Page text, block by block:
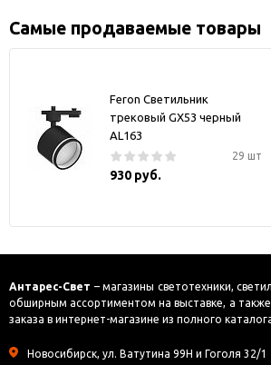
Самые продаваемые товары
Feron Светильник
трековый GX53 черный
AL163
29 шт
930 руб.
Антарес-Свет – магазины светотехники,
обширным ассортиментом на выставке, а
заказа в интернет-магазине из полного
Новосибирск, ул. Ватутина 99Н и Гоголя 32/1